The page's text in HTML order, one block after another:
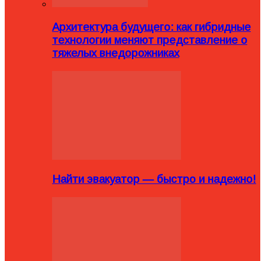
Архитектура будущего: как гибридные
технологии меняют представление о
тяжелых внедорожниках
Найти эвакуатор — быстро и надежно!